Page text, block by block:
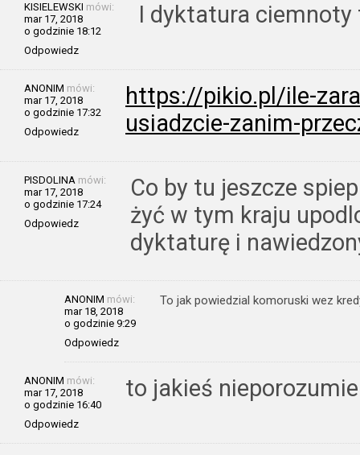
KISIELEWSKI mówi:
mar 17, 2018
o godzinie 18:12
Odpowiedz
I dyktatura ciemnoty
ANONIM mówi:
mar 17, 2018
o godzinie 17:32
Odpowiedz
https://pikio.pl/ile-
usiadzcie-zanim-
PISDOLINA mówi:
mar 17, 2018
o godzinie 17:24
Odpowiedz
Co by tu jeszcze
żyć w tym kraju
dyktaturę i
ANONIM mówi:
mar 18, 2018
o godzinie 9:29
Odpowiedz
To jak powiedzial komoruski wez
ANONIM mówi:
mar 17, 2018
o godzinie 16:40
Odpowiedz
to jakieś